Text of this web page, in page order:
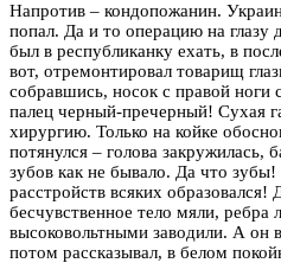
Напротив – кондопожанин.
попал. Да и то операцию на глазу
был в республиканку ехать, в
вот, отремонтировал товарищ
собравшись, носок с правой ноги
палец черный-пречерный! Сухая
хирургию. Только на койке
потянулся – голова закружилась,
зубов как не бывало. Да что
расстройств всяких образовался!
бесчувственное тело мяли,
высоковольтными заводили. А он
потом рассказывал, в белом